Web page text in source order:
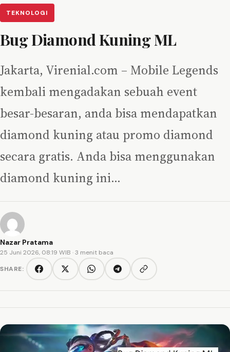
TEKNOLOGI
Bug Diamond Kuning ML
Jakarta, Virenial.com – Mobile Legends
kembali mengadakan sebuah event
besar-besaran, anda bisa mendapatkan
diamond kuning atau promo diamond
secara gratis. Anda bisa menggunakan
diamond kuning ini…
Nazar Pratama
25 Juni 2026, 08:19 WIB · 3 menit baca
SHARE:
FacebookTwitter/XWhatsAppTelegramCopy link